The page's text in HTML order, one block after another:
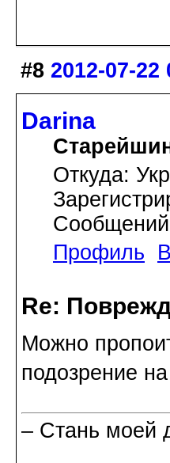
#8 2012-07-22
Darina
Откуда:
Профиль
Re:
Можно
подозрение
– Стань моей